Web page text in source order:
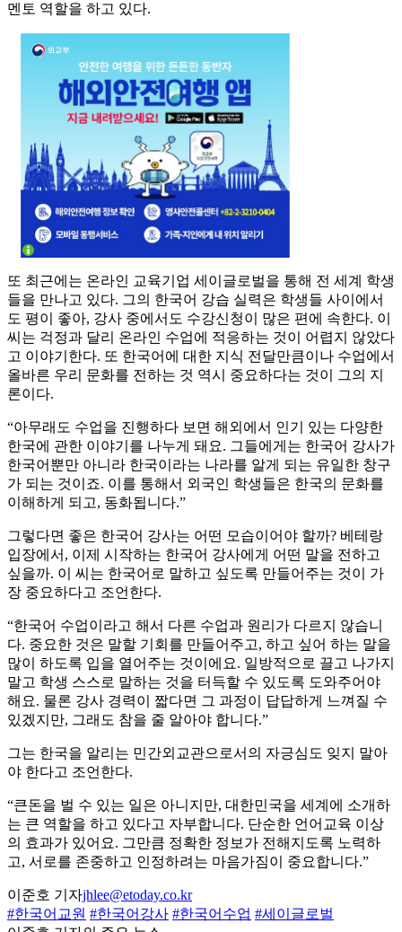
멘토 역할을 하고 있다.
또 최근에는 온라인 교육기업 세이글로벌을 통해 전 세계 학생
들을 만나고 있다. 그의 한국어 강습 실력은 학생들 사이에서
도 평이 좋아, 강사 중에서도 수강신청이 많은 편에 속한다. 이
씨는 걱정과 달리 온라인 수업에 적응하는 것이 어렵지 않았다
고 이야기한다. 또 한국어에 대한 지식 전달만큼이나 수업에서
올바른 우리 문화를 전하는 것 역시 중요하다는 것이 그의 지
론이다.
“아무래도 수업을 진행하다 보면 해외에서 인기 있는 다양한
한국에 관한 이야기를 나누게 돼요. 그들에게는 한국어 강사가
한국어뿐만 아니라 한국이라는 나라를 알게 되는 유일한 창구
가 되는 것이죠. 이를 통해서 외국인 학생들은 한국의 문화를
이해하게 되고, 동화됩니다.”
그렇다면 좋은 한국어 강사는 어떤 모습이어야 할까? 베테랑
입장에서, 이제 시작하는 한국어 강사에게 어떤 말을 전하고
싶을까. 이 씨는 한국어로 말하고 싶도록 만들어주는 것이 가
장 중요하다고 조언한다.
“한국어 수업이라고 해서 다른 수업과 원리가 다르지 않습니
다. 중요한 것은 말할 기회를 만들어주고, 하고 싶어 하는 말을
많이 하도록 입을 열어주는 것이에요. 일방적으로 끌고 나가지
말고 학생 스스로 말하는 것을 터득할 수 있도록 도와주어야
해요. 물론 강사 경력이 짧다면 그 과정이 답답하게 느껴질 수
있겠지만, 그래도 참을 줄 알아야 합니다.”
그는 한국을 알리는 민간외교관으로서의 자긍심도 잊지 말아
야 한다고 조언한다.
“큰돈을 벌 수 있는 일은 아니지만, 대한민국을 세계에 소개하
는 큰 역할을 하고 있다고 자부합니다. 단순한 언어교육 이상
의 효과가 있어요. 그만큼 정확한 정보가 전해지도록 노력하
고, 서로를 존중하고 인정하려는 마음가짐이 중요합니다.”
이준호 기자jhlee@etoday.co.kr
#한국어교원 #한국어강사 #한국어수업 #세이글로벌